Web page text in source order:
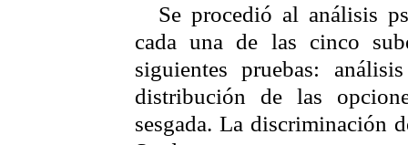
Se procedió al análisis
cada una de las cinco
siguientes pruebas:
distribución de las
sesgada. La discriminación